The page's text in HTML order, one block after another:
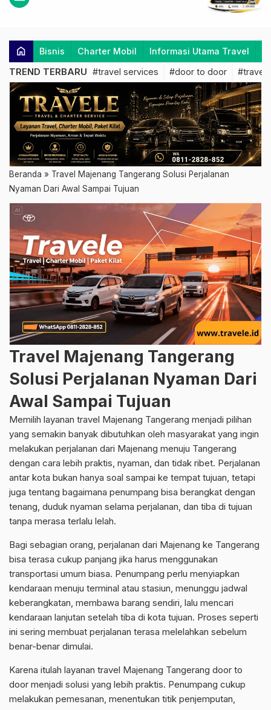
home Bisnis Charter Mobil Informasi Utama Travel
TREND TERBARU #travel services #door to door #travel
Beranda » Travel Majenang Tangerang Solusi Perjalanan
Nyaman Dari Awal Sampai Tujuan
Travel Majenang Tangerang
Solusi Perjalanan Nyaman Dari
Awal Sampai Tujuan
Memilih layanan travel Majenang Tangerang menjadi pilihan
yang semakin banyak dibutuhkan oleh masyarakat yang ingin
melakukan perjalanan dari Majenang menuju Tangerang
dengan cara lebih praktis, nyaman, dan tidak ribet. Perjalanan
antar kota bukan hanya soal sampai ke tempat tujuan, tetapi
juga tentang bagaimana penumpang bisa berangkat dengan
tenang, duduk nyaman selama perjalanan, dan tiba di tujuan
tanpa merasa terlalu lelah.
Bagi sebagian orang, perjalanan dari Majenang ke Tangerang
bisa terasa cukup panjang jika harus menggunakan
transportasi umum biasa. Penumpang perlu menyiapkan
kendaraan menuju terminal atau stasiun, menunggu jadwal
keberangkatan, membawa barang sendiri, lalu mencari
kendaraan lanjutan setelah tiba di kota tujuan. Proses seperti
ini sering membuat perjalanan terasa melelahkan sebelum
benar-benar dimulai.
Karena itulah layanan travel Majenang Tangerang door to
door menjadi solusi yang lebih praktis. Penumpang cukup
melakukan pemesanan, menentukan titik penjemputan,